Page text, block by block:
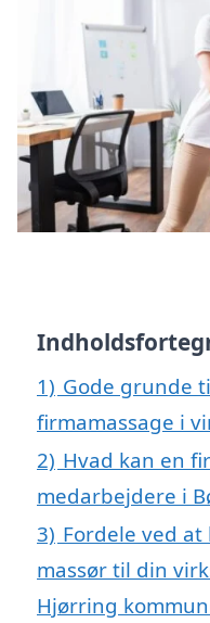
1) Gode grunde
firmamassage i
2) Hvad kan en
medarbejdere i
3) Fordele ved
massør til din
Hjørring